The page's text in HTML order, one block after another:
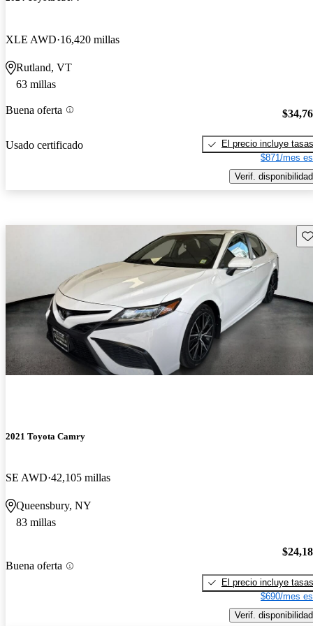
XLE AWD 16,420 millas
Rutland, VT
63 millas
Buena oferta
Usado certificado
El precio incluye tasas
$871/mes
Verif. disponibilidad
2021 Toyota Camry
SE AWD 42,105 millas
Queensbury, NY
83 millas
Buena oferta
El precio incluye tasas
$690/mes
Verif. disponibilidad